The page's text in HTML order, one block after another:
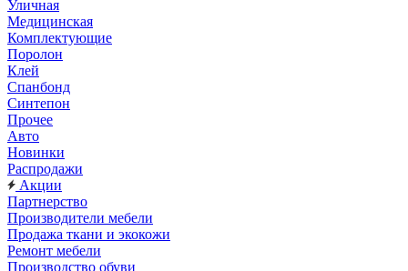
Уличная
Медицинская
Комплектующие
Поролон
Клей
Спанбонд
Синтепон
Прочее
Авто
Новинки
Распродажи
Акции
Партнерство
Производители мебели
Продажа ткани и экокожи
Ремонт мебели
Производство обуви